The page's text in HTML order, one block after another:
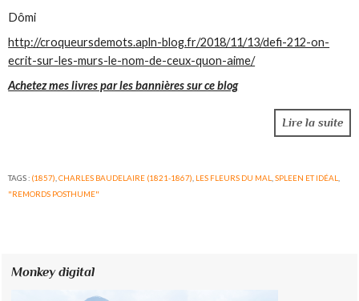
Dômi
http://croqueursdemots.apln-blog.fr/2018/11/13/defi-212-on-
ecrit-sur-les-murs-le-nom-de-ceux-quon-aime/
Achetez mes livres par les bannières sur ce blog
Lire la suite
TAGS : (1857) ,CHARLES BAUDELAIRE (1821-1867) LES FLEURS DU MAL ,SPLEEN ET IDÉAL
"REMORDS POSTHUME"
Monkey digital